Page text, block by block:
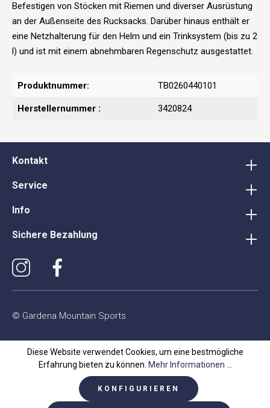
Befestigen von Stöcken mit Riemen und diverser Ausrüstung
an der Außenseite des Rucksacks. Darüber hinaus enthält er
eine Netzhalterung für den Helm und ein Trinksystem (bis zu 2
l) und ist mit einem abnehmbaren Regenschutz ausgestattet.
Produktnummer: TB0260440101
Herstellernummer : 3420824
Kontakt
Service
Info
Sichere Bezahlung
© Gardena Mountain Sports
Diese Website verwendet Cookies, um eine bestmögliche
Erfahrung bieten zu können. Mehr Informationen ...
KONFIGURIEREN